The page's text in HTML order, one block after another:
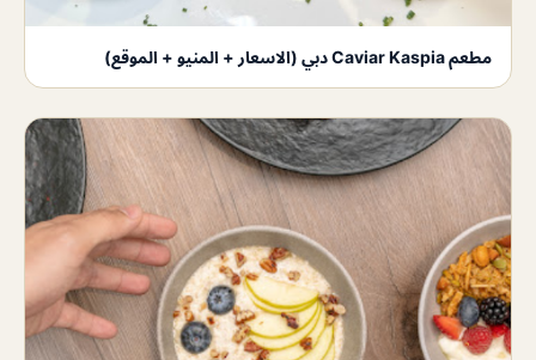
مطعم Caviar Kaspia دبي (الاسعار + المنيو + الموقع)